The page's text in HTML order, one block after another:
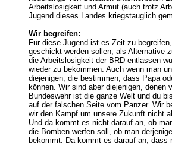
Arbeitslosigkeit und Armut (auch trotz
Jugend dieses Landes kriegstauglich
Wir begreifen:
Für diese Jugend ist es Zeit zu
geschickt werden sollen, als Alternative
die Arbeitslosigkeit der BRD entlassen
wieder zu bekommen. Auch wenn man
diejenigen, die bestimmen, dass Papa
können. Wir sind aber diejenigen,
Bundeswehr ist die ganze Welt und du
auf der falschen Seite vom Panzer. Wir
wir den Kampf um unsere Zukunft nicht
Und da kommt es nicht darauf an, ob
die Bomben werfen soll, ob man
bekommt. Da kommt es darauf an,